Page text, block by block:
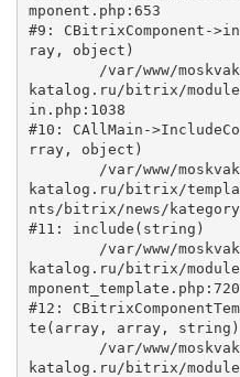
mponent.php:653
#9: CBitrixComponent-
ray, object)
katalog.ru/bitrix/
in.php:1038
#10: CAllMain-
rray, object)
katalog.ru/bitrix/
nts/bitrix/news/
#11: include(string)
katalog.ru/bitrix/
mponent_template.php:720
#12:
te(array, array, string)
katalog.ru/bitrix/